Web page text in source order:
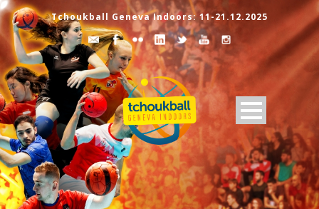
Tchoukball Geneva Indoors: 11-21.12.2025